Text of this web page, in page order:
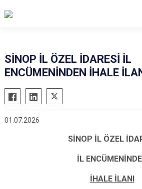
SİNOP İL ÖZEL İDARESİ İL
ENCÜMENİNDEN İHALE
01.07.2026
SİNOP İL ÖZEL
İL
İHALE İLANI